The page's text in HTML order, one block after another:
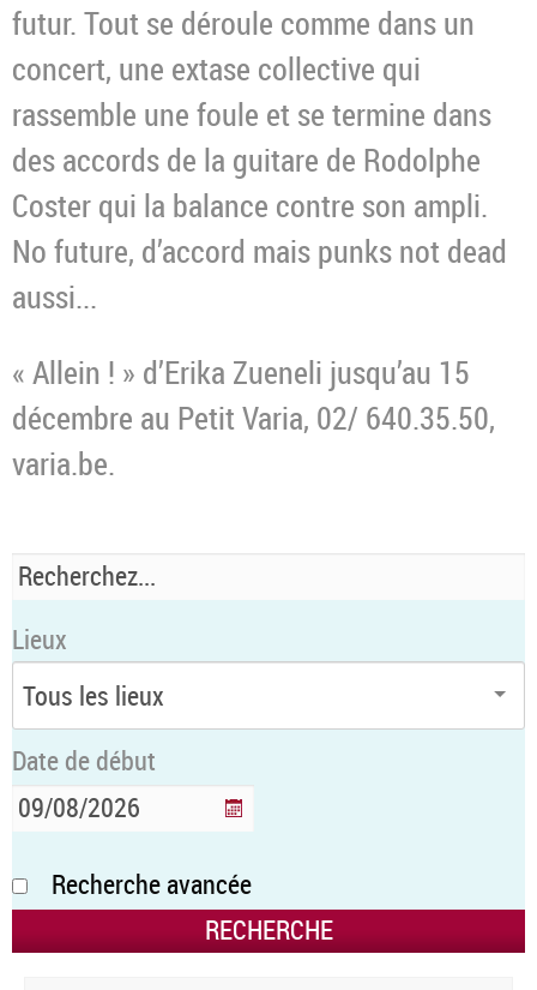
futur. Tout se déroule comme dans un
concert, une extase collective qui
rassemble une foule et se termine dans
des accords de la guitare de Rodolphe
Coster qui la balance contre son ampli.
No future, d’accord mais punks not dead
aussi...
« Allein ! » d’Erika Zueneli jusqu’au 15
décembre au Petit Varia, 02/ 640.35.50,
varia.be.
Lieux
Date de début
Recherche avancée